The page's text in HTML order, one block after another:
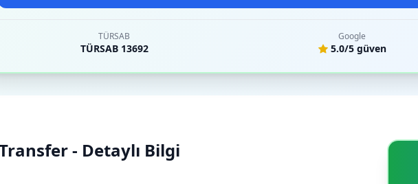
TÜRSAB
TÜRSAB 13692
Google
5.0/5 güven
- Detaylı Bilgi